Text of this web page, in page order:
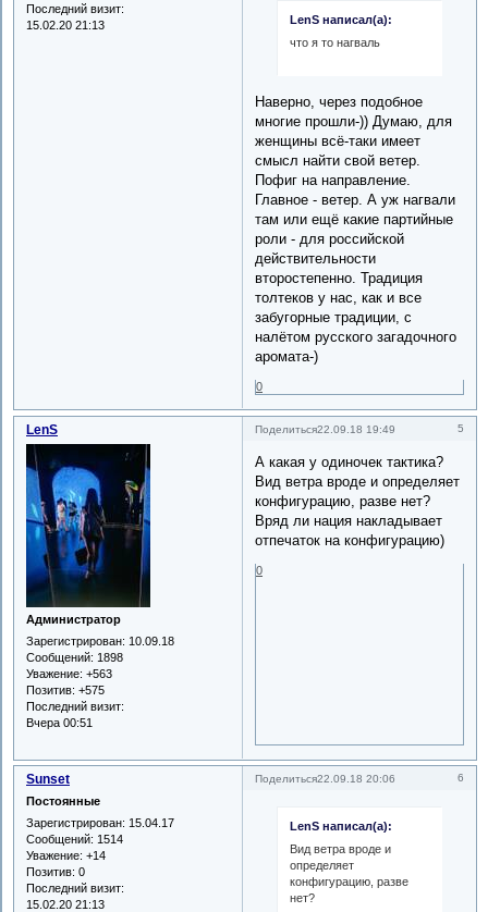
Последний визит:
15.02.20 21:13
LenS написал(а):
что я то нагваль
Наверно, через подобное
многие прошли-)) Думаю, для
женщины всё-таки имеет
смысл найти свой ветер.
Пофиг на направление.
Главное - ветер. А уж нагвали
там или ещё какие партийные
роли - для российской
действительности
второстепенно. Традиция
толтеков у нас, как и все
забугорные традиции, с
налётом русского загадочного
аромата-)
0
Поделиться 5
22.09.18 19:49
LenS
Администратор
Зарегистрирован: 10.09.18
Сообщений: 1898
Уважение: +563
Позитив: +575
Последний визит:
Вчера 00:51
А какая у одиночек тактика?
Вид ветра вроде и определяет
конфигурацию, разве нет?
Вряд ли нация накладывает
отпечаток на конфигурацию)
0
Поделиться 6
22.09.18 20:06
Sunset
Постоянные
Зарегистрирован: 15.04.17
Сообщений: 1514
Уважение: +14
Позитив: 0
Последний визит:
15.02.20 21:13
LenS написал(а):
Вид ветра вроде и
определяет
конфигурацию, разве
нет?